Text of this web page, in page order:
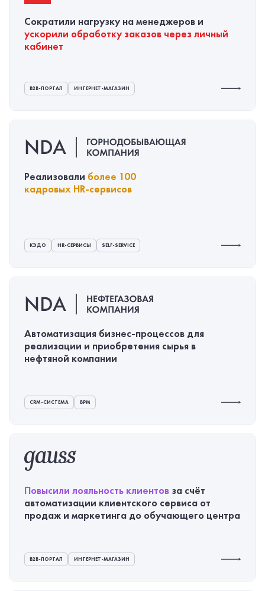
Сократили нагрузку на менеджеров и
ускорили обработку заказов через личный
кабинет
B2B-ПОРТАЛ ИНТЕРНЕТ-МАГАЗИН
Реализовали более 100
кадровых HR-сервисов
КЭДО HR-СЕРВИСЫ SELF-SERVICE
Автоматизация бизнес-процессов для
реализации и приобретения сырья в
нефтяной компании
CRM-СИСТЕМА ВРМ
Повысили лояльность клиентов за счёт
автоматизации клиентского сервиса от
продаж и маркетинга до обучающего центра
B2B-ПОРТАЛ ИНТЕРНЕТ-МАГАЗИН